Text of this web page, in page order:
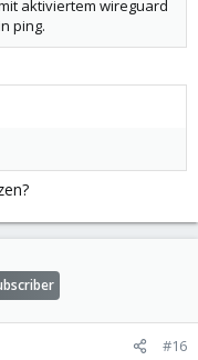
aktiviertem wireguard
ping.
#16